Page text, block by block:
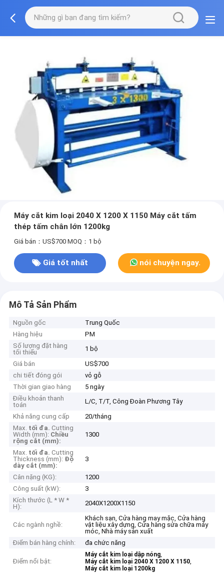
Máy cắt kim loại 2040 X 1200 X 1150 Máy cắt tấm
thép tấm chân lớn 1200kg
Giá bán：US$700 MOQ：1 bộ
Giá tốt nhất nói chuyện ngay.
Mô Tả Sản Phẩm
Nguồn gốc
Trung Quốc
Hàng hiệu
PM
Số lượng đặt hàng
tối thiểu
1 bộ
Giá bán
US$700
chi tiết đóng gói
vỏ gỗ
Thời gian giao hàng
5 ngày
Điều khoản thanh
toán
L/C, T/T, Công Đoàn Phương Tây
Khả năng cung cấp
20/tháng
Max. tối đa. Cutting
Width (mm): Chiều
rộng cắt (mm):
1300
Max. tối đa. Cutting
Thickness (mm): Độ
dày cắt (mm):
3
Cân nặng (KG):
1200
Công suất (kW):
3
Kích thước (L * W *
H):
2040X1200X1150
Các ngành nghề:
Khách sạn, Cửa hàng may mặc, Cửa hàng
vật liệu xây dựng, Cửa hàng sửa chữa máy
móc, Nhà máy sản xuất
Điểm bán hàng chính:
đa chức năng
Điểm nổi bật:
Máy cắt kim loại dập nóng,
Máy cắt kim loại 2040 X 1200 X 1150,
Máy cắt kim loại 1200kg